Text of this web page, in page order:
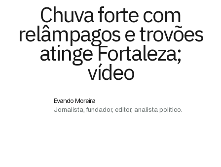
Chuva forte com
relâmpagos e trovões
atinge Fortaleza;
vídeo
Evando Moreira
Jornalista, fundador, editor, analista político.